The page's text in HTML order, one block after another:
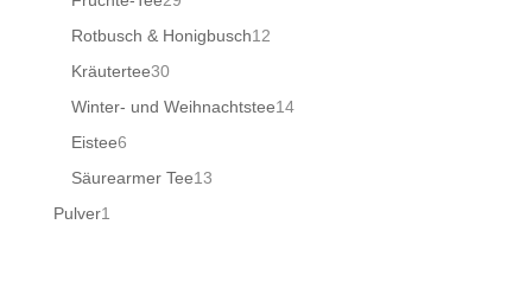
Produkte
Rotbusch & Honigbusch1212
Kräutertee3030
Produkte
Winter- und Weihnachtstee1414
Eistee66
Produkte
Säurearmer Tee1313
Pulver1